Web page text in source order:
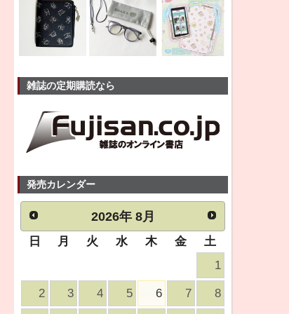
雑誌の定期購読なら
発売カレンダー
2026年 8月
日 月 火 水 木 金
土
1
2 3 4 5 6 7 8